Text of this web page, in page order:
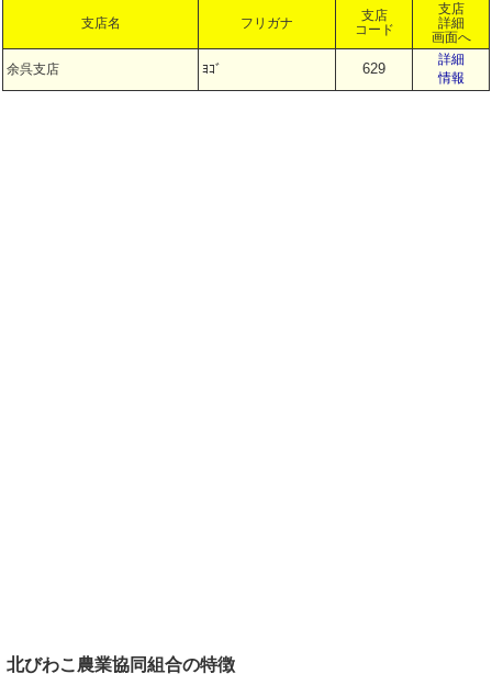
支店名 フリガナ
支店
コード
支店
詳細
画面へ
余呉支店 ﾖｺﾞ 629
詳細
情報
北びわこ農業協同組合の特徴